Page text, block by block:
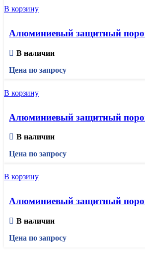
В корзину
Алюминиевый защитный
В наличии
Цена по запросу
В корзину
Алюминиевый защитный
В наличии
Цена по запросу
В корзину
Алюминиевый защитный
В наличии
Цена по запросу